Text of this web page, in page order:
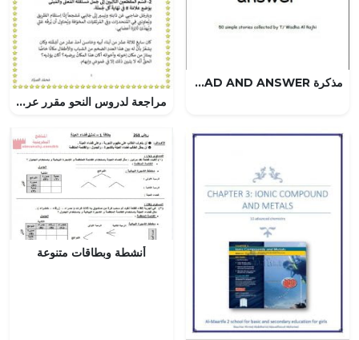
مذكرة I CAN READ AND ANSWER (لغة انجليزية) الرابع
مراجعة لدروس النحو مقرر عرب 101
أنشطة وبطاقات متنوعة